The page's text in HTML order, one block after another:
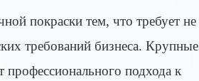
покраски тем, что требует не
требований бизнеса. Крупные
подхода к